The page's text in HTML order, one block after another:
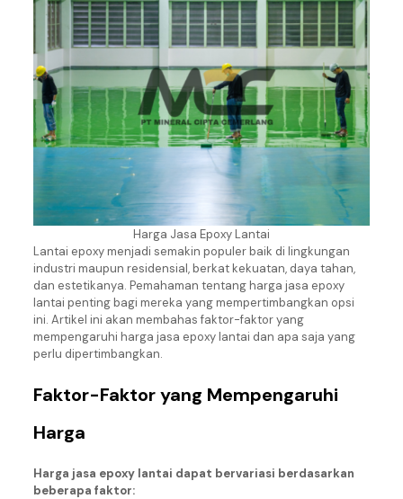
Harga Jasa Epoxy Lantai
Lantai epoxy menjadi semakin populer baik di lingkungan
industri maupun residensial, berkat kekuatan, daya tahan,
dan estetikanya. Pemahaman tentang harga jasa epoxy
lantai penting bagi mereka yang mempertimbangkan opsi
ini. Artikel ini akan membahas faktor-faktor yang
mempengaruhi harga jasa epoxy lantai dan apa saja yang
perlu dipertimbangkan.
Faktor-Faktor yang Mempengaruhi
Harga
Harga jasa epoxy lantai dapat bervariasi berdasarkan
beberapa faktor: